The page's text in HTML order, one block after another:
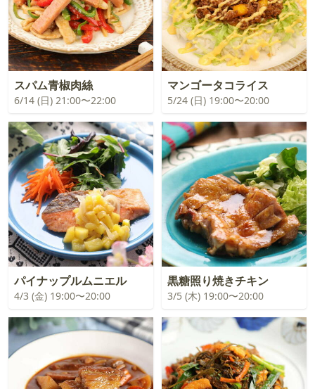
スパム青椒肉絲
6/14 (日) 21:00〜22:00
マンゴータコライス
5/24 (日) 19:00〜20:00
パイナップルムニエル
4/3 (金) 19:00〜20:00
黒糖照り焼きチキン
3/5 (木) 19:00〜20:00